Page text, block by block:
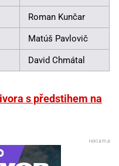
Roman Kunčar
Matúš Pavlovič
David Chmátal
s předstihem na